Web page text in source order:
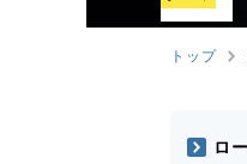
トップ
ロ